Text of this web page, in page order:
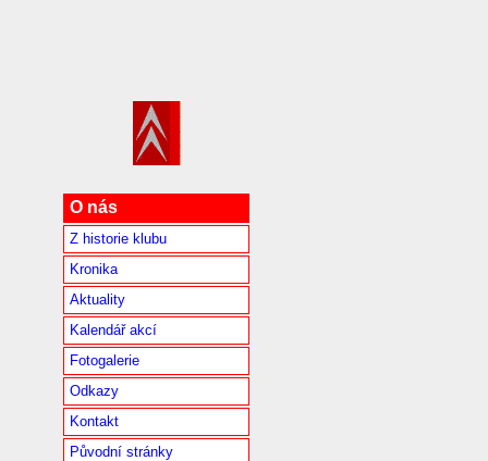
O nás
Z historie klubu
Kronika
Aktuality
Kalendář akcí
Fotogalerie
Odkazy
Kontakt
Původní stránky